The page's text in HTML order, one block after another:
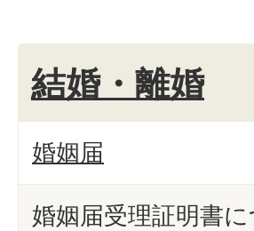
結婚・離婚
婚姻届
婚姻届受理証明書